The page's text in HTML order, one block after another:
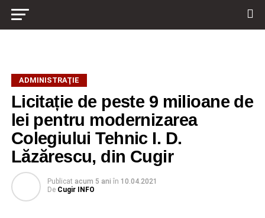
ADMINISTRAŢIE
Licitație de peste 9 milioane de
lei pentru modernizarea
Colegiului Tehnic I. D.
Lăzărescu, din Cugir
Publicat acum 5 ani în 10.04.2021
De Cugir INFO